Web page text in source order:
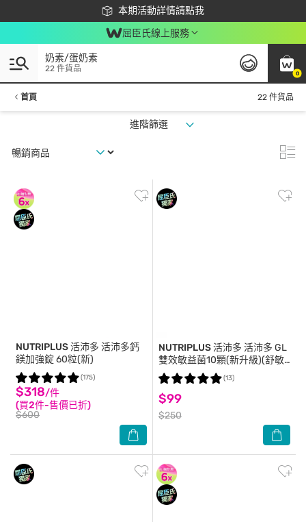
本期活動詳情請點我
下載app最高回饋$350
屈臣氏線上服務
0
奶素/蛋奶素
22 件貨品
首頁 22 件貨品
進階篩選
NUTRIPLUS 活沛多 活沛多鈣
鎂加強錠 60粒(新)
$318/件
(買2件-售價已折)
$600
(175)
NUTRIPLUS 活沛多 活沛多 GL
雙效敏益菌10顆(新升級)(舒敏
益生菌)
$99
$250
(13)